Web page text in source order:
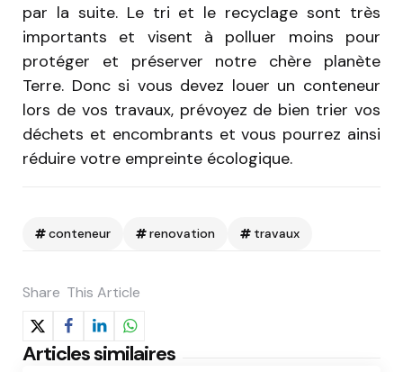
par la suite. Le tri et le recyclage sont très
importants et visent à polluer moins pour
protéger et préserver notre chère planète
Terre. Donc si vous devez louer un conteneur
lors de vos travaux, prévoyez de bien trier vos
déchets et encombrants et vous pourrez ainsi
réduire votre empreinte écologique.
conteneur renovation travaux
Share This Article
Articles similaires